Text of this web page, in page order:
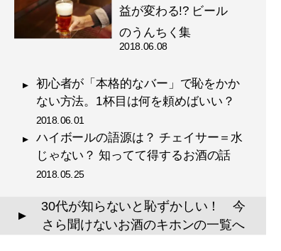
益が変わる!? ビール
のうんちく集
2018.06.08
初心者が「本格的なバー」で恥をかか
ない方法。1杯目は何を頼めばいい？
2018.06.01
ハイボールの語源は？ チェイサー＝水
じゃない？ 知ってて得するお酒の話
2018.05.25
▲
30代が知らないと恥ずかしい！ 今
さら聞けないお酒のキホンの一覧へ